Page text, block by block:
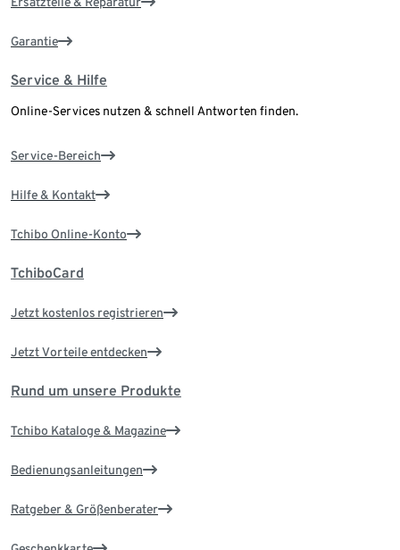
Garantie
Service & Hilfe
Online-Services nutzen & schnell Antworten finden.
Service-Bereich
Hilfe & Kontakt
Tchibo Online-Konto
TchiboCard
Jetzt kostenlos registrieren
Jetzt Vorteile entdecken
Rund um unsere Produkte
Tchibo Kataloge & Magazine
Bedienungsanleitungen
Ratgeber & Größenberater